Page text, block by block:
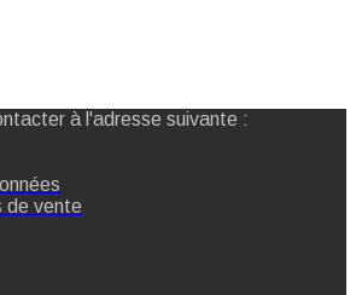
à l'adresse suivante :
de vente